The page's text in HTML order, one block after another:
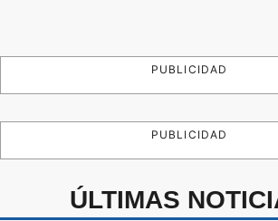
PUBLICIDAD
PUBLICIDAD
ÚLTIMAS